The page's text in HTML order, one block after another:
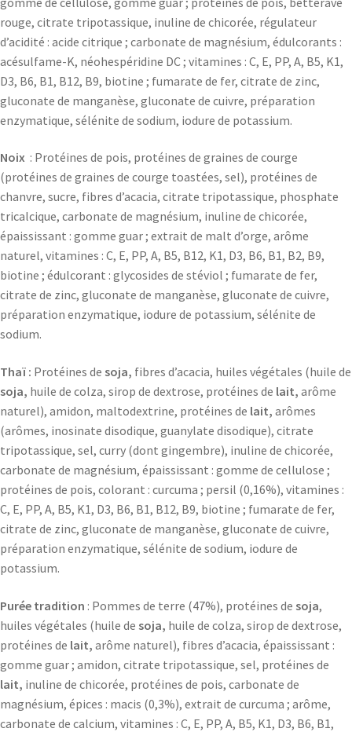
rouge, citrate tripotassique, inuline de chicorée, régulateur
d’acidité : acide citrique ; carbonate de magnésium, édulcorants :
acésulfame-K, néohespéridine DC ; vitamines : C, E, PP, A, B5, K1,
D3, B6, B1, B12, B9, biotine ; fumarate de fer, citrate de zinc,
gluconate de manganèse, gluconate de cuivre, préparation
enzymatique, sélénite de sodium, iodure de potassium.
Noix : Protéines de pois, protéines de graines de courge
(protéines de graines de courge toastées, sel), protéines de
chanvre, sucre, fibres d’acacia, citrate tripotassique, phosphate
tricalcique, carbonate de magnésium, inuline de chicorée,
épaississant : gomme guar ; extrait de malt d’orge, arôme
naturel, vitamines : C, E, PP, A, B5, B12, K1, D3, B6, B1, B2, B9,
biotine ; édulcorant : glycosides de stéviol ; fumarate de fer,
citrate de zinc, gluconate de manganèse, gluconate de cuivre,
préparation enzymatique, iodure de potassium, sélénite de
sodium.
Thaï : Protéines de soja, fibres d’acacia, huiles végétales (huile de
soja, huile de colza, sirop de dextrose, protéines de lait, arôme
naturel), amidon, maltodextrine, protéines de lait, arômes
(arômes, inosinate disodique, guanylate disodique), citrate
tripotassique, sel, curry (dont gingembre), inuline de chicorée,
carbonate de magnésium, épaississant : gomme de cellulose ;
protéines de pois, colorant : curcuma ; persil (0,16%), vitamines :
C, E, PP, A, B5, K1, D3, B6, B1, B12, B9, biotine ; fumarate de fer,
citrate de zinc, gluconate de manganèse, gluconate de cuivre,
préparation enzymatique, sélénite de sodium, iodure de
potassium.
Purée tradition : Pommes de terre (47%), protéines de soja,
huiles végétales (huile de soja, huile de colza, sirop de dextrose,
protéines de lait, arôme naturel), fibres d’acacia, épaississant :
gomme guar ; amidon, citrate tripotassique, sel, protéines de
lait, inuline de chicorée, protéines de pois, carbonate de
magnésium, épices : macis (0,3%), extrait de curcuma ; arôme,
carbonate de calcium, vitamines : C, E, PP, A, B5, K1, D3, B6, B1,